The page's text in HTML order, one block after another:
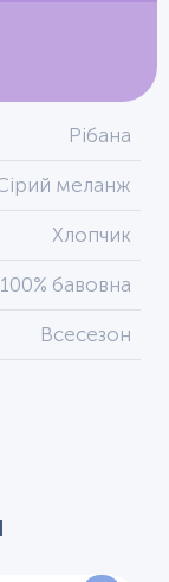
Рібана
меланж
Хлопчик
100% бавовна
Всесезон